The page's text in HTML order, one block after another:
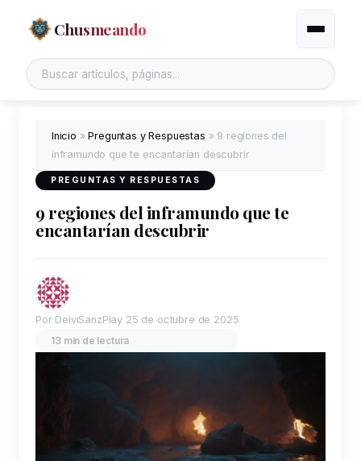
Chusmeando
Buscar en el sitio
Alternar
Inicio »Preguntas y Respuestas » 9 regiones del
inframundo que te encantarían descubrir
PREGUNTAS Y RESPUESTAS
9 regiones del inframundo que te
encantarían descubrir
Por DeiviSanzPlay 25 de octubre de 2025
13 min de lectura